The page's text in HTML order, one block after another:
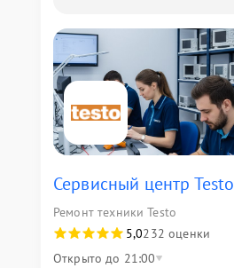
Сервисный центр Testo
Ремонт техники Testo
5,0232 оценки
Открыто до 21:00